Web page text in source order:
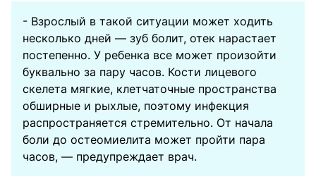
- Взрослый в такой ситуации может ходить
несколько дней — зуб болит, отек нарастает
постепенно. У ребенка все может произойти
буквально за пару часов. Кости лицевого
скелета мягкие, клетчаточные пространства
обширные и рыхлые, поэтому инфекция
распространяется стремительно. От начала
боли до остеомиелита может пройти пара
часов, — предупреждает врач.